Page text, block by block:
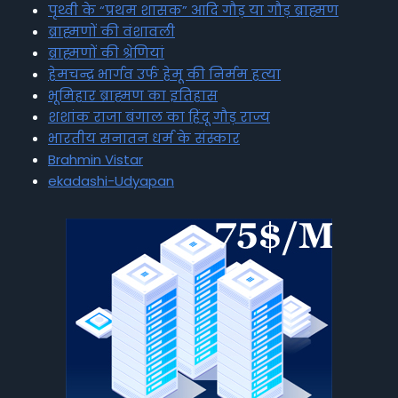
पृथ्वी के “प्रथम शासक” आदि गौड़ या गौड़ ब्राह्मण
ब्राह्मणों की वंशावली
ब्राह्मणों की श्रेणियां
हेमचन्द्र भार्गव उर्फ हेमू की निर्मम हत्या
भूमिहार ब्राह्मण का इतिहास
शशांक राजा बंगाल का हिंदू गौड़ राज्य
भारतीय सनातन धर्म के संस्कार
Brahmin Vistar
ekadashi-Udyapan